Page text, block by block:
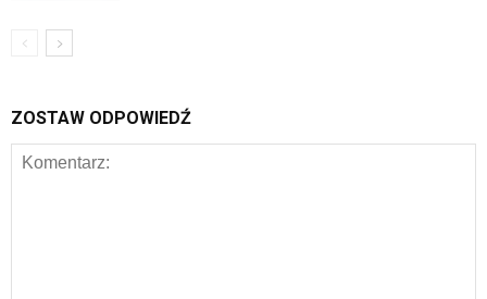
ZOSTAW ODPOWIEDŹ